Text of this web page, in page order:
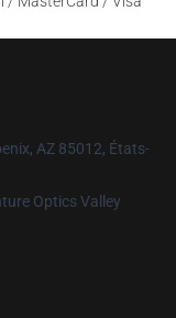
AZ 85012, États-
Optics Valley